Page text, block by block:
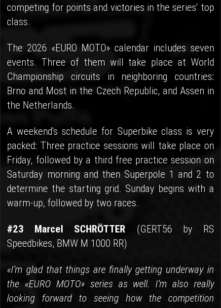
competing for points and victories in the series' top
class.
The 2026 «EURO MOTO» calendar includes seven
events. Three of them will take place at World
Championship circuits in neighboring countries:
Brno and Most in the Czech Republic, and Assen in
the Netherlands.
A weekend's schedule for Superbike class is very
packed: Three practice sessions will take place on
Friday, followed by a third free practice session on
Saturday morning and then Superpole 1 and 2 to
determine the starting grid. Sunday begins with a
warm-up, followed by two races.
#23 Marcel SCHRÖTTER (GERT56 by RS
Speedbikes, BMW M 1000 RR)
«I’m glad that things are finally getting underway in
the «EURO MOTO» series as well. I’m also really
looking forward to seeing how the competition